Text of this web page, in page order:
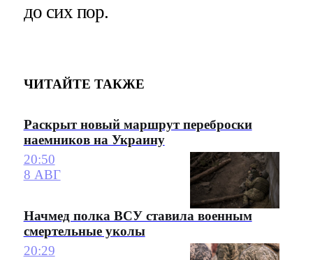
до сих пор.
ЧИТАЙТЕ ТАКЖЕ
Раскрыт новый маршрут переброски
наемников на Украину
20:50
8 АВГ
Начмед полка ВСУ ставила военным
смертельные уколы
20:29